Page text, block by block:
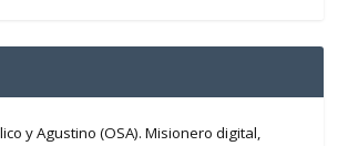
y Agustino (OSA). Misionero digital,